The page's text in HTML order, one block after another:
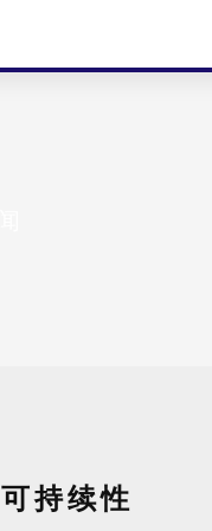
可持续性